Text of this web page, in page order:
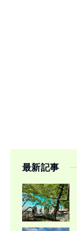
最新記事